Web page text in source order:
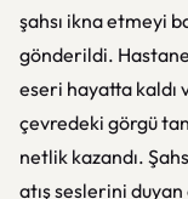
şahsı ikna etmeyi
gönderildi.
eseri hayatta kaldı
çevredeki görgü
netlik kazandı.
atış seslerini